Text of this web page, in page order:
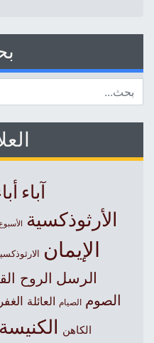
آباءأباء
الأرثوذكسية الأسبوع
الإيمان الارثوذكسية
الرسل الروح
الصوم الصيام العائلة
الكاهن الكنيسة